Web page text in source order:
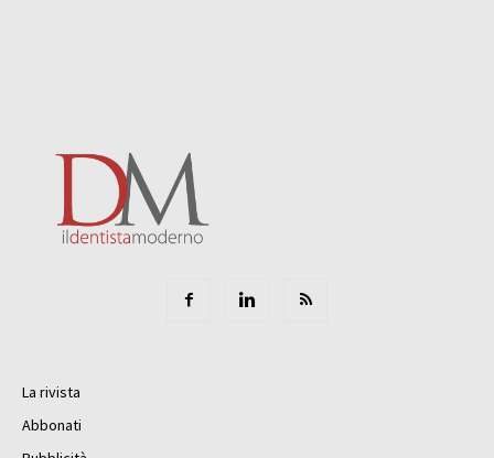
La rivista
Abbonati